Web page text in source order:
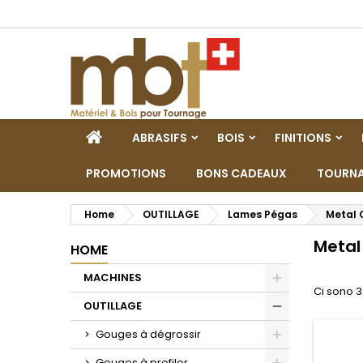
HOMEABRASIFS BOIS FINITIONS
PROMOTIONS BONS CADEAUX
Home OUTILLAGE Lames Pégas Metal
HOME
MACHINES
Toggle
OUTILLAGE
Gouges à dégrossir
Ci sono